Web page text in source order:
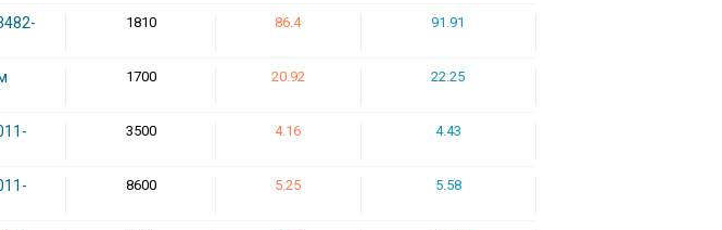
1810 86.4 91.91
1700 20.92 22.25
3500 4.16 4.43
8600 5.25 5.58